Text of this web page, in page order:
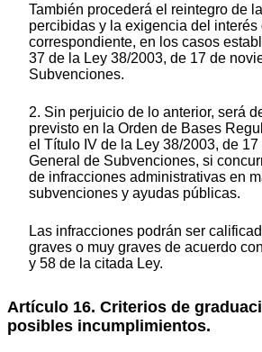
También procederá el reintegro de
percibidas y la exigencia del interés
correspondiente, en los casos
37 de la Ley 38/2003, de 17 de
Subvenciones.
2. Sin perjuicio de lo anterior, será
previsto en la Orden de Bases
el Título IV de la Ley 38/2003, de
General de Subvenciones, si
de infracciones administrativas en
subvenciones y ayudas públicas.
Las infracciones podrán ser
graves o muy graves de acuerdo
y 58 de la citada Ley.
Artículo 16. Criterios de
posibles incumplimientos.